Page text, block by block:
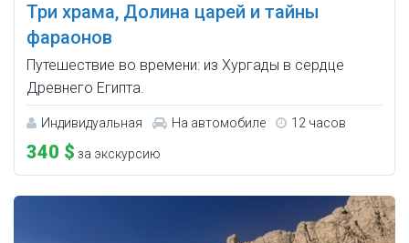
Три храма, Долина царей и тайны
фараонов
Путешествие во времени: из Хургады в сердце
Древнего Египта.
Индивидуальная На автомобиле 12 часов
340 $ за экскурсию